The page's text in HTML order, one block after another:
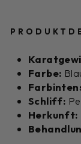
Farbe:
Schliff:
Herkunft: